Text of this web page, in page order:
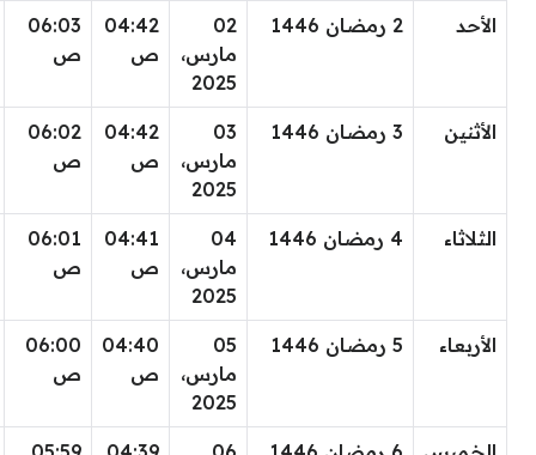
الأحد 2 رمضان 1446
02
مارس،
2025
04:42
ص
06:03
ص
الأثنين 3 رمضان 1446
03
مارس،
2025
04:42
ص
06:02
ص
الثلاثاء 4 رمضان 1446
04
مارس،
2025
04:41
ص
06:01
ص
الأربعاء 5 رمضان 1446
05
مارس،
2025
04:40
ص
06:00
ص